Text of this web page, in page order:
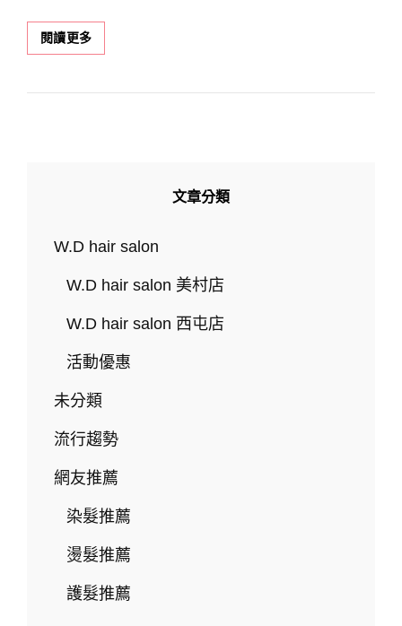
閱讀更多一
秒
懂
盤
秋
必
的
拉
髮
色！
染
髮
推
薦
文章分類
W.D hair salon
W.D hair salon 美村店
W.D hair salon 西屯店
活動優惠
未分類
流行趨勢
網友推薦
染髮推薦
燙髮推薦
護髮推薦